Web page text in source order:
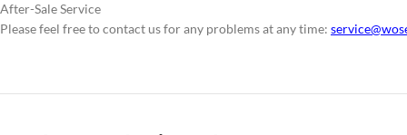
After-Sale Service
Please feel free to contact us for any problems at any time: